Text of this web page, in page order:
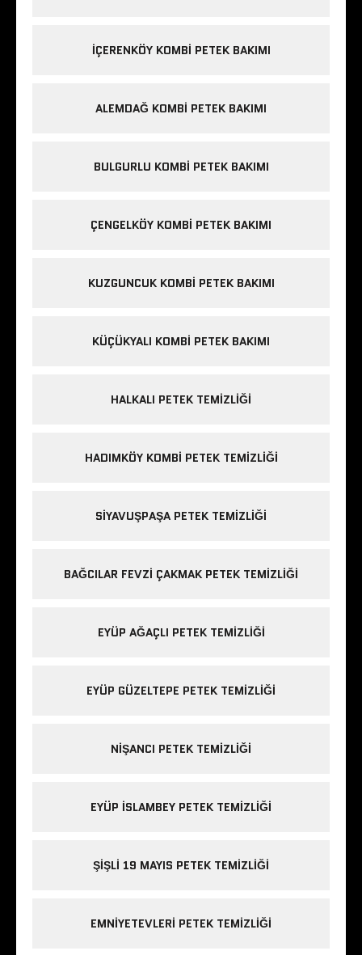
IÇERENKÖY KOMBI PETEK BAKIMI
ALEMDAĞ KOMBI PETEK BAKIMI
BULGURLU KOMBI PETEK BAKIMI
ÇENGELKÖY KOMBI PETEK BAKIMI
KUZGUNCUK KOMBI PETEK BAKIMI
KÜÇÜKYALI KOMBI PETEK BAKIMI
HALKALI PETEK TEMIZLIĞI
HADIMKÖY KOMBI PETEK TEMIZLIĞI
SIYAVUŞPAŞA PETEK TEMIZLIĞI
BAĞCILAR FEVZI ÇAKMAK PETEK TEMIZLIĞI
EYÜP AĞAÇLI PETEK TEMIZLIĞI
EYÜP GÜZELTEPE PETEK TEMIZLIĞI
NIŞANCI PETEK TEMIZLIĞI
EYÜP ISLAMBEY PETEK TEMIZLIĞI
ŞIŞLI 19 MAYIS PETEK TEMIZLIĞI
EMNIYETEVLERI PETEK TEMIZLIĞI